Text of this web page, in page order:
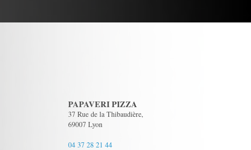
PAPAVERI PIZZA
37 Rue de la Thibaudière,
69007 Lyon
04 37 28 21 44